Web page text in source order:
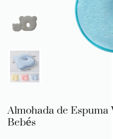
Almohada de
Bebés